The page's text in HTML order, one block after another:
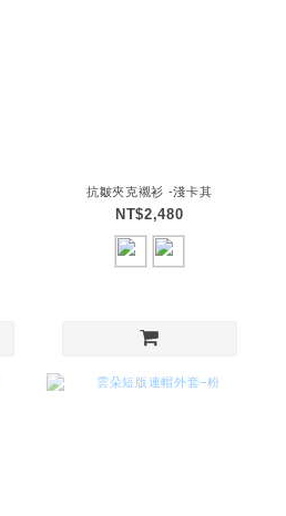
抗皺夾克襯衫 -淺卡其
NT$2,480